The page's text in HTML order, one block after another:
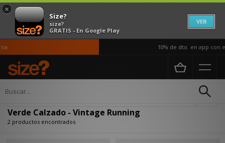
×
Size?
size?
GRATIS - En Google Play
VER
10% de dto. en app con
Página principal
Verde Calzado - Vintage Running
2 productos encontrados